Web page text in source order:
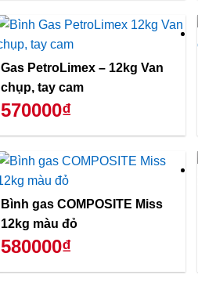
Gas PetroLimex – 12kg Van
chụp, tay cam
570000₫
Bình gas COMPOSITE Miss
12kg màu đỏ
580000₫